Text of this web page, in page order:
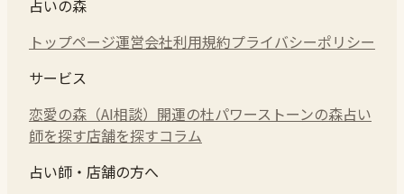
占いの森
トップページ運営会社利用規約プライバシーポリシー
サービス
恋愛の森（AI相談） 開運の杜パワーストーンの森占い
師を探す店舗を探すコラム
占い師・店舗の方へ